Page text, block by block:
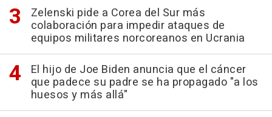
Zelenski pide a Corea del Sur más
colaboración para impedir ataques de
equipos militares norcoreanos en Ucrania
El hijo de Joe Biden anuncia que el cáncer
que padece su padre se ha propagado "a los
huesos y más allá"